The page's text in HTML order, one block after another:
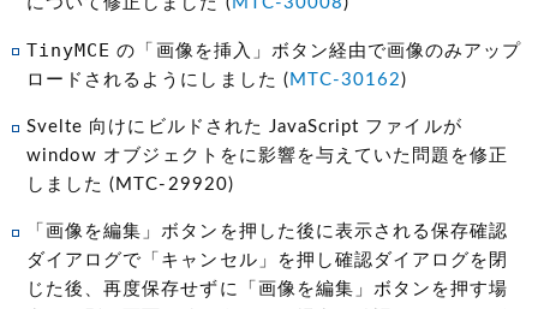
TinyMCE の「画像を挿入」ボタン経由で画像のみアップ
ロードされるようにしました ( MTC-30162 )
Svelte 向けにビルドされた JavaScript ファイルが
window オブジェクトをに影響を与えていた問題を修正
しました (MTC-29920)
「画像を編集」ボタンを押した後に表示される保存確認
ダイアログで「キャンセル」を押し確認ダイアログを閉
じた後、再度保存せずに「画像を編集」ボタンを押す場